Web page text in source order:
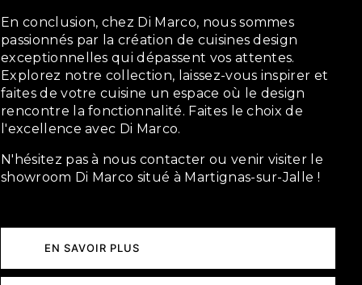
En conclusion, chez Di Marco, nous sommes
passionnés par la création de cuisines design
exceptionnelles qui dépassent vos attentes.
Explorez notre collection, laissez-vous inspirer et
faites de votre cuisine un espace où le design
rencontre la fonctionnalité. Faites le choix de
l'excellence avec Di Marco.
N'hésitez pas à nous contacter ou venir visiter le
showroom Di Marco situé à Martignas-sur-Jalle !
EN SAVOIR PLUS